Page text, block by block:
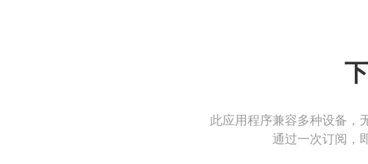
此应用程序兼容多种设备，
通过一次订阅，